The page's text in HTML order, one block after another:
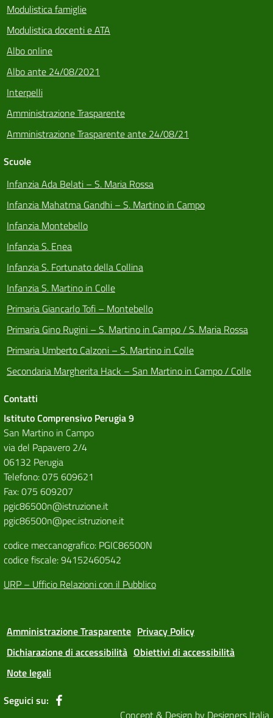
Modulistica famiglie
Modulistica docenti e ATA
Albo online
Albo ante 24/08/2021
Interpelli
Amministrazione Trasparente
Amministrazione Trasparente ante 24/08/21
Scuole
Infanzia Ada Belati – S. Maria Rossa
Infanzia Mahatma Gandhi – S. Martino in Campo
Infanzia Montebello
Infanzia S. Enea
Infanzia S. Fortunato della Collina
Infanzia S. Martino in Colle
Primaria Giancarlo Tofi – Montebello
Primaria Gino Rugini – S. Martino in Campo / S. Maria Rossa
Primaria Umberto Calzoni – S. Martino in Colle
Secondaria Margherita Hack – San Martino in Campo / Colle
Contatti
Istituto Comprensivo Perugia 9
San Martino in Campo
via del Papavero 2/4
06132 Perugia
Telefono: 075 609621
Fax: 075 609207
pgic86500n@istruzione.it
pgic86500n@pec.istruzione.it
codice meccanografico: PGIC86500N
codice fiscale: 94152460542
URP – Ufficio Relazioni con il Pubblico
Amministrazione Trasparente Privacy Policy
Dichiarazione di accessibilità Obiettivi di accessibilità
Note legali
Seguici su:
Concept & Design by Designers Italia